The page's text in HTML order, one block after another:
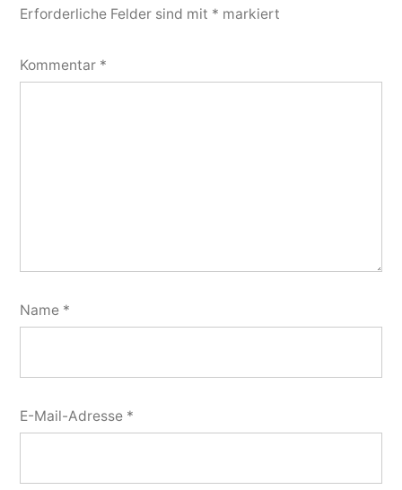
Erforderliche Felder sind mit * markiert
Kommentar *
Name *
E-Mail-Adresse *